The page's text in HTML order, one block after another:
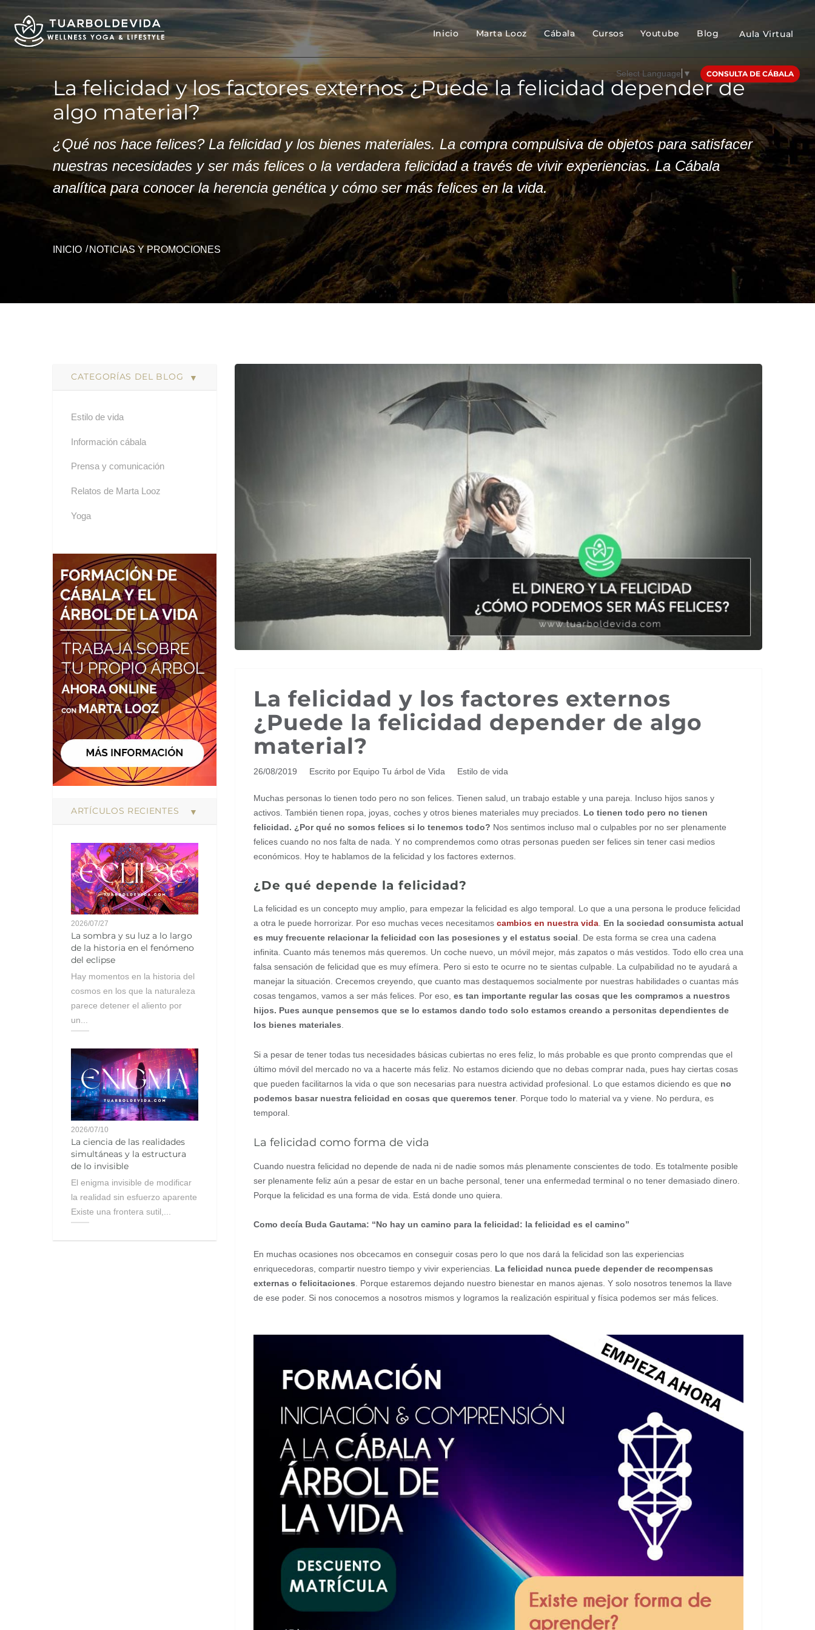
Inicio Marta Looz Cábala Cursos Youtube Blog Aula Virtual
CONSULTA DE CÁBALA
Select Language ▼
La felicidad y los factores externos ¿Puede la felicidad depender de
algo material?
¿Qué nos hace felices? La felicidad y los bienes materiales. La compra compulsiva de objetos para satisfacer
nuestras necesidades y ser más felices o la verdadera felicidad a través de vivir experiencias. La Cábala
analítica para conocer la herencia genética y cómo ser más felices en la vida.
INICIO NOTICIAS Y PROMOCIONES
La felicidad y los factores externos
¿Puede la felicidad depender de algo
material?
26/08/2019 Escrito por Equipo Tu árbol de Vida Estilo de vida
Muchas personas lo tienen todo pero no son felices. Tienen salud, un trabajo estable y una pareja. Incluso hijos sanos y
activos. También tienen ropa, joyas, coches y otros bienes materiales muy preciados. Lo tienen todo pero no tienen
felicidad. ¿Por qué no somos felices si lo tenemos todo? Nos sentimos incluso mal o culpables por no ser plenamente
felices cuando no nos falta de nada. Y no comprendemos como otras personas pueden ser felices sin tener casi medios
económicos. Hoy te hablamos de la felicidad y los factores externos.
¿De qué depende la felicidad?
La felicidad es un concepto muy amplio, para empezar la felicidad es algo temporal. Lo que a una persona le produce felicidad
a otra le puede horrorizar. Por eso muchas veces necesitamos cambios en nuestra vida En la sociedad consumista actual
es muy frecuente relacionar la felicidad con las posesiones y el estatus social . De esta forma se crea una cadena
infinita. Cuanto más tenemos más queremos. Un coche nuevo, un móvil mejor, más zapatos o más vestidos. Todo ello crea una
falsa sensación de felicidad que es muy efímera. Pero si esto te ocurre no te sientas culpable. La culpabilidad no te ayudará a
manejar la situación. Crecemos creyendo, que cuanto mas destaquemos socialmente por nuestras habilidades o cuantas más
cosas tengamos, vamos a ser más felices. Por eso, es tan importante regular las cosas que les compramos a nuestros
hijos. Pues aunque pensemos que se lo estamos dando todo solo estamos creando a personitas dependientes de
los bienes materiales
Si a pesar de tener todas tus necesidades básicas cubiertas no eres feliz, lo más probable es que pronto comprendas que el
último móvil del mercado no va a hacerte más feliz. No estamos diciendo que no debas comprar nada, pues hay ciertas cosas
que pueden facilitarnos la vida o que son necesarias para nuestra actividad profesional. Lo que estamos diciendo es que no
podemos basar nuestra felicidad en cosas que queremos tener. Porque todo lo material va y viene. No perdura, es
temporal.
La felicidad como forma de vida
Cuando nuestra felicidad no depende de nada ni de nadie somos más plenamente conscientes de todo. Es totalmente posible
ser plenamente feliz aún a pesar de estar en un bache personal, tener una enfermedad terminal o no tener demasiado dinero.
Porque la felicidad es una forma de vida. Está donde uno quiera.
Como decía Buda Gautama: “No hay un camino para la felicidad: la felicidad es el camino”
En muchas ocasiones nos obcecamos en conseguir cosas pero lo que nos dará la felicidad son las experiencias
enriquecedoras, compartir nuestro tiempo y vivir experiencias. La felicidad nunca puede depender de recompensas
externas o felicitaciones . Porque estaremos dejando nuestro bienestar en manos ajenas. Y solo nosotros tenemos la llave
de ese poder. Si nos conocemos a nosotros mismos y logramos la realización espiritual y física podemos ser más felices.
CATEGORÍAS DEL BLOG
Estilo de vida
Información cábala
Prensa y comunicación
Relatos de Marta Looz
Yoga
ARTÍCULOS RECIENTES
2026/07/27
La sombra y su luz a lo largo
de la historia en el fenómeno
del eclipse
Hay momentos en la historia del
cosmos en los que la naturaleza
parece detener el aliento por
un...
2026/07/10
La ciencia de las realidades
simultáneas y la estructura
de lo invisible
El enigma invisible de modificar
la realidad sin esfuerzo aparente
Existe una frontera sutil,...